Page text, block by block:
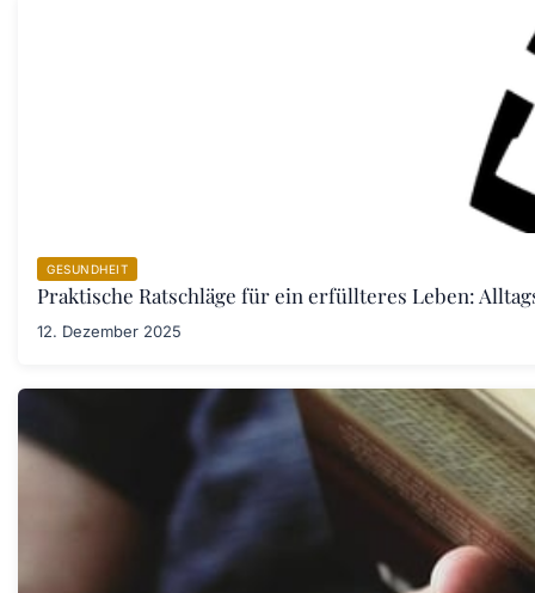
GESUNDHEIT
Praktische Ratschläge für ein erfüllteres Leben:
12. Dezember 2025